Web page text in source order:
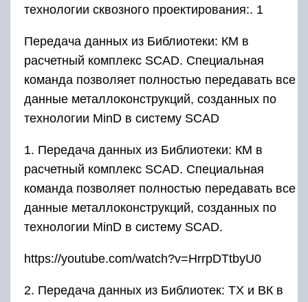
технологии сквозного проектирования:. 1
Передача данных из Библиотеки: КМ в
расчетный комплекс SCAD. Специальная
команда позволяет полностью передавать все
данные металлоконструкций, созданных по
технологии MinD в систему SCAD
1. Передача данных из Библиотеки: КМ в
расчетный комплекс SCAD. Специальная
команда позволяет полностью передавать все
данные металлоконструкций, созданных по
технологии MinD в систему SCAD.
https://youtube.com/watch?v=HrrpDTtbyU0
2. Передача данных из Библиотек: ТХ и ВК в